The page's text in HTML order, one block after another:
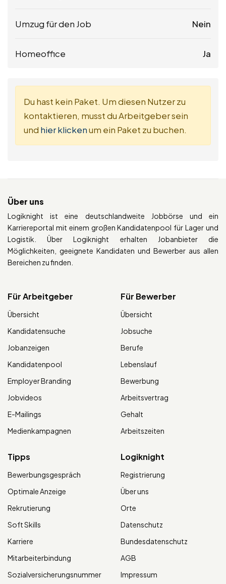
Umzug für den Job Nein
Homeoffice Ja
Du hast kein Paket. Um diesen Nutzer zu
kontaktieren, musst du Arbeitgeber sein
und hier klickenum ein Paket zu buchen.
Über uns
Logiknight ist eine deutschlandweite Jobbörse und ein
Karriereportal mit einem großen Kandidatenpool für Lager und
Logistik. Über Logiknight erhalten Jobanbieter die
Möglichkeiten, geeignete Kandidaten und Bewerber aus allen
Bereichen zu finden.
Für Arbeitgeber
Übersicht
Kandidatensuche
Jobanzeigen
Kandidatenpool
Employer Branding
Jobvideos
E-Mailings
Medienkampagnen
Für Bewerber
Übersicht
Jobsuche
Berufe
Lebenslauf
Bewerbung
Arbeitsvertrag
Gehalt
Arbeitszeiten
Tipps
Bewerbungsgespräch
Optimale Anzeige
Rekrutierung
Soft Skills
Karriere
Mitarbeiterbindung
Sozialversicherungsnummer
Logiknight
Registrierung
Über uns
Orte
Datenschutz
Bundesdatenschutz
AGB
Impressum